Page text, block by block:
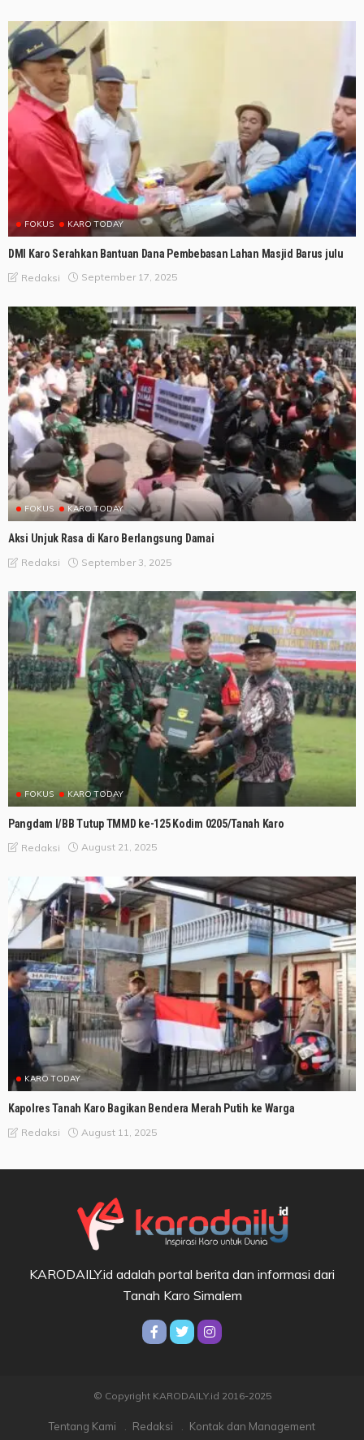
FOKUS KARO TODAY
DMI Karo Serahkan Bantuan Dana Pembebasan Lahan Masjid Barus julu
Redaksi September 17, 2025
FOKUS KARO TODAY
Aksi Unjuk Rasa di Karo Berlangsung Damai
Redaksi September 3, 2025
FOKUS KARO TODAY
Pangdam I/BB Tutup TMMD ke-125 Kodim 0205/Tanah Karo
Redaksi August 21, 2025
KARO TODAY
Kapolres Tanah Karo Bagikan Bendera Merah Putih ke Warga
Redaksi August 11, 2025
KARODAILY.id adalah portal berita dan informasi dari
Tanah Karo Simalem
© Copyright KARODAILY.id 2016-2025
Tentang Kami Redaksi Kontak dan Management